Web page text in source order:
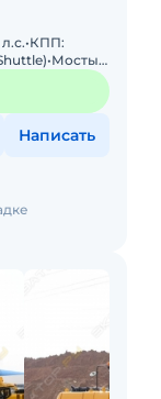
л.с.•КПП:
Написать